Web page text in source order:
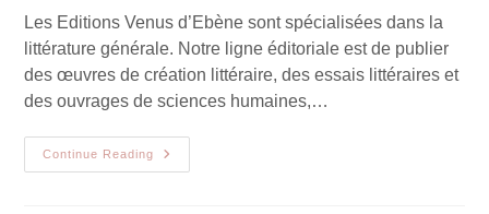
Les Editions Venus d’Ebène sont spécialisées dans la
littérature générale. Notre ligne éditoriale est de publier
des œuvres de création littéraire, des essais littéraires et
des ouvrages de sciences humaines,…
Continue Reading